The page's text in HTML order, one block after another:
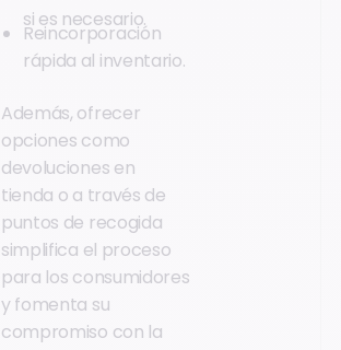
si es necesario.
Reincorporación
rápida al inventario.
Además, ofrecer
opciones como
devoluciones en
tienda o a través de
puntos de recogida
simplifica el proceso
para los consumidores
y fomenta su
compromiso con la